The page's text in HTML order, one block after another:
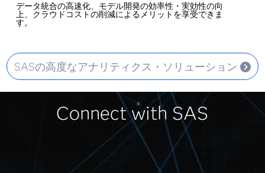
データ統合の高速化、モデル開発の効率性・実効性の向
上、クラウドコストの削減によるメリットを享受できま
す。
SASの高度なアナリティクス・ソリューション
Connect with SAS